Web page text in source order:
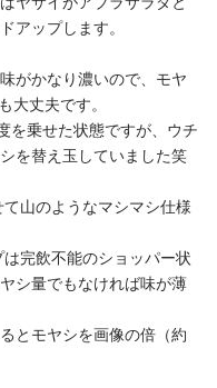
アップします。
がかなり濃いので、モヤ
大丈夫です。
を乗せた状態ですが、ウチ
を替え玉していました笑
山のようなマシマシ仕様
完飲不能のショッパー状
シ量でもなければ味が薄
とモヤシを画像の倍（約